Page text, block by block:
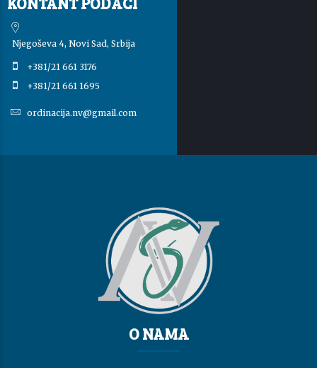
Njegoševa 4, Novi Sad, Srbija
+381/21 661 3176
+381/21 661 1695
ordinacija.nv@gmail.com
O NAMA